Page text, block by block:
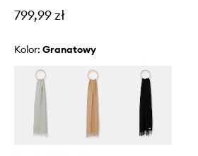
799,99 zł
Kolor: granatowy